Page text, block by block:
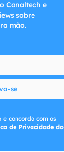
Canaltech e
sobre
mão.
se
concordo com os
de Privacidade do